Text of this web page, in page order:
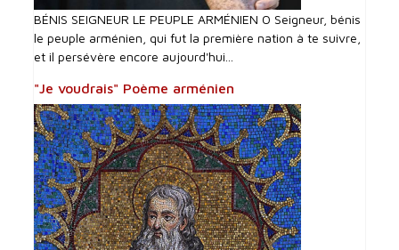
BÉNIS SEIGNEUR LE PEUPLE ARMÉNIEN O Seigneur, bénis
le peuple arménien, qui fut la première nation à te suivre,
et il persévère encore aujourd'hui...
"Je voudrais" Poème arménien